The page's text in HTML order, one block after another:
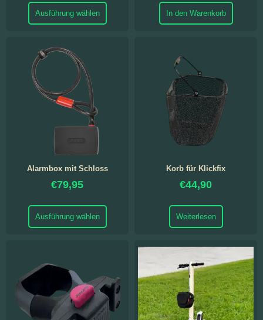
Ausführung wählen In den Warenkorb
Alarmbox mit Schloss
€79,95
Ausführung wählen
Korb für Klickfix
€44,90
Weiterlesen